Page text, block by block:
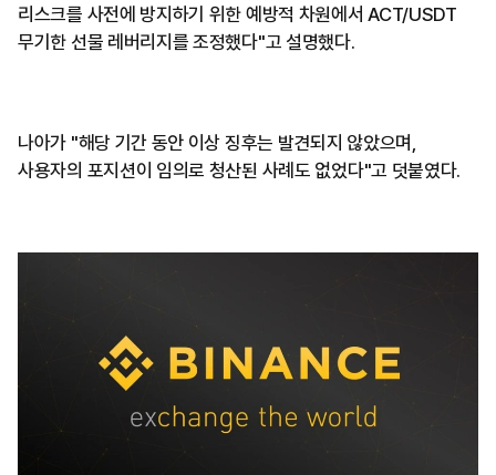
리스크를 사전에 방지하기 위한 예방적 차원에서 ACT/USDT
무기한 선물 레버리지를 조정했다"고 설명했다.
나아가 "해당 기간 동안 이상 징후는 발견되지 않았으며,
사용자의 포지션이 임의로 청산된 사례도 없었다"고 덧붙였다.